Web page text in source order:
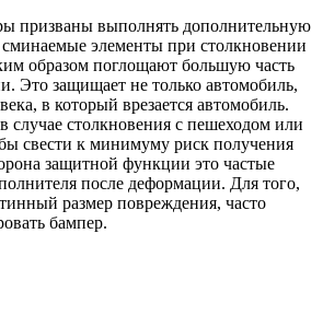
призваны выполнять дополнительную
элементы при столкновении
образом поглощают большую часть
Это защищает не только автомобиль,
в который врезается автомобиль.
случае столкновения с пешеходом или
свести к минимуму риск получения
защитной функции это частые
после деформации. Для того,
размер повреждения, часто
бампер.